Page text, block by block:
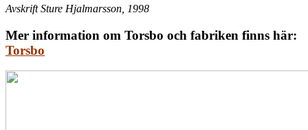
Avskrift Sture Hjalmarsson, 1998
Mer information om Torsbo och fabriken finns här:
Torsbo